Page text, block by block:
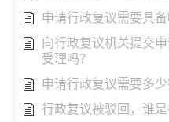
申请行政复议需要具备
向行政复议机关提交
受理吗？
申请行政复议需要多少
行政复议被驳回，谁是